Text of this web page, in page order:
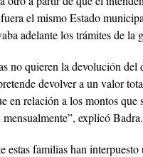
el mismo Estado
adelante los trámites de la
no quieren la devolución del
devolver a un valor
en relación a los montos que
explicó Badra.
estas familias han interpuesto